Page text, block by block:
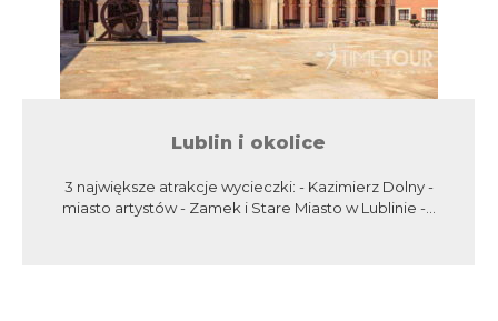
Lublin i okolice
3 największe atrakcje wycieczki: - Kazimierz Dolny -
miasto artystów - Zamek i Stare Miasto w Lublinie -...